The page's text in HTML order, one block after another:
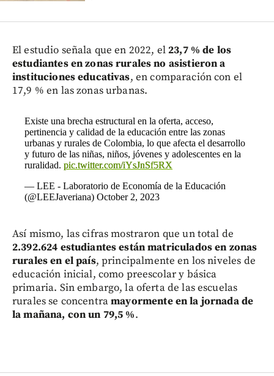
El estudio señala que en 2022, el23,7 % de los
estudiantes en zonas rurales no asistieron a
instituciones educativas, en comparación con el
17,9 % en las zonas urbanas.
Existe una brecha estructural en la oferta, acceso,
pertinencia y calidad de la educación entre las zonas
urbanas y rurales de Colombia, lo que afecta el desarrollo
y futuro de las niñas, niños, jóvenes y adolescentes en la
ruralidad. pic.twitter.com/iYsJnSf5RX
— LEE - Laboratorio de Economía de la Educación
(@LEEJaveriana) October 2, 2023
Así mismo, las cifras mostraron que un total de
2.392.624 estudiantes están matriculados en zonas
rurales en el país, principalmente en los niveles de
educación inicial, como preescolar y básica
primaria. Sin embargo, la oferta de las escuelas
rurales se concentramayormente en la jornada de
la mañana, con un 79,5 %.